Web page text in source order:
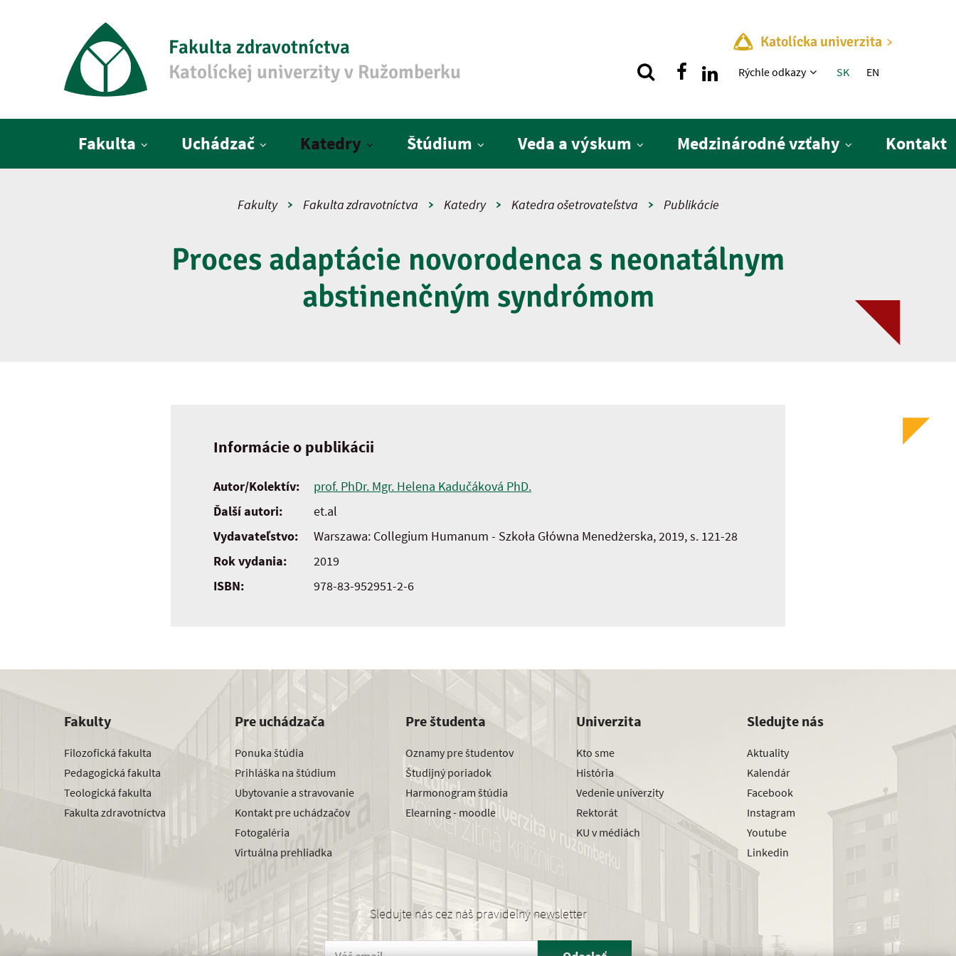
Fakulta zdravotníctva
Katolíckej univerzity v Ružomberku
Katolícka univerzita
Rýchle menu
Rýchle odkazy SK EN
Fakulta Uchádzač Katedry Štúdium Veda a výskum Medzinárodné vzťahy Kontakt
Fakulty Fakulta zdravotníctva Katedry Katedra ošetrovateľstva Publikácie
Proces adaptácie novorodenca s neonatálnym
abstinenčným syndrómom
Informácie o publikácii
Autor/Kolektív:
prof. PhDr. Mgr. Helena Kadučáková PhD.
Ďalší autori:
et.al
Vydavateľstvo:
Warszawa: Collegium Humanum - Szkoła Główna Menedżerska, 2019, s. 121-28
Rok vydania:
2019
ISBN:
978-83-952951-2-6
Fakulty
Filozofická fakulta
Pedagogická fakulta
Teologická fakulta
Fakulta zdravotníctva
Pre uchádzača
Ponuka štúdia
Prihláška na štúdium
Ubytovanie a stravovanie
Kontakt pre uchádzačov
Fotogaléria
Virtuálna prehliadka
Pre študenta
Oznamy pre študentov
Študijný poriadok
Harmonogram štúdia
Elearning - moodle
Univerzita
Kto sme
História
Vedenie univerzity
Rektorát
KU v médiách
Sledujte nás
Aktuality
Kalendár
Facebook
Instagram
Youtube
Linkedin
Sledujte nás cez náš pravidelný newsletter